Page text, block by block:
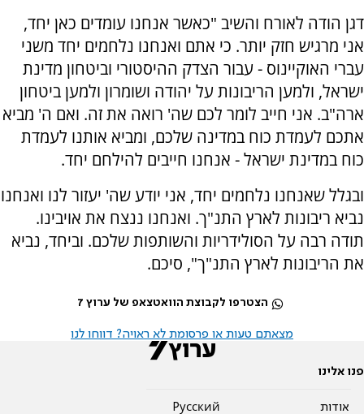
דגן הודה לאורח והשיב "כאשר אנחנו עומדים כאן יחד,
אני מרגיש חזק יותר. כי אתם ואנחנו נלחמים יחד משני
עברי האוקיינוס - עבור הצדק ההיסטורי וביטחון מדינת
ישראל, ולמען הריבונות על יהודה ושומרון ולמען ביטחון
ארה"ב. אני חייב לומר לכם שה' רואה את זה. ואם ה' מביא
אתכם לעמדת כוח במדינה שלכם, ומביא אותנו לעמדת
כוח במדינת ישראל - אנחנו חייבים להילחם יחד.
ובגלל שאנחנו נלחמים יחד, אני יודע שה' יעזור לנו ואנחנו
נביא ריבונות לארץ התנ"ך. ואנחנו ננצח את אויבינו.
תודה רבה על הסולידריות והשותפות שלכם. וביחד, נביא
את הריבונות לארץ התנ"ך", סיכם.
הצטרפו לקבוצת הוואטצאפ של ערוץ 7
מצאתם טעות או פרסומת לא ראויה? דווחו לנו
פנו אלינו
אודות
Pусский